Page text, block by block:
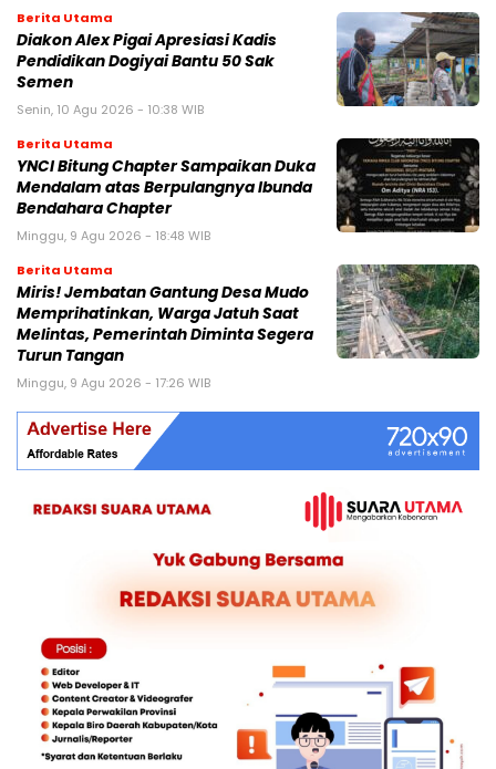
Berita Utama
Diakon Alex Pigai Apresiasi Kadis
Pendidikan Dogiyai Bantu 50 Sak
Semen
Senin, 10 Agu 2026 - 10:38 WIB
Berita Utama
YNCI Bitung Chapter Sampaikan Duka
Mendalam atas Berpulangnya Ibunda
Bendahara Chapter
Minggu, 9 Agu 2026 - 18:48 WIB
Berita Utama
Miris! Jembatan Gantung Desa Mudo
Memprihatinkan, Warga Jatuh Saat
Melintas, Pemerintah Diminta Segera
Turun Tangan
Minggu, 9 Agu 2026 - 17:26 WIB